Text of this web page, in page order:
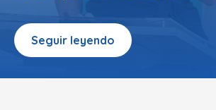
Seguir leyendo